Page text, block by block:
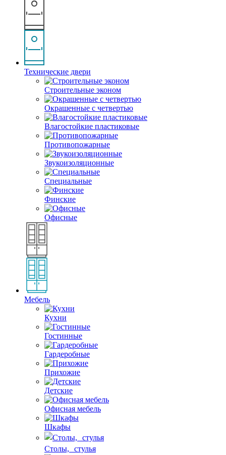
Технические двери
Строительные эконом
Окрашенные с четвертью
Влагостойкие пластиковые
Противопожарные
Звукоизоляционные
Специальные
Финские
Офисные
Мебель
Кухни
Гостинные
Гардеробные
Прихожие
Детские
Офисная мебель
Шкафы
Столы, стулья